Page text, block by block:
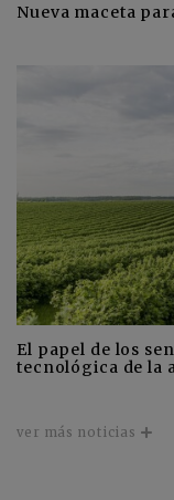
Nueva maceta
El papel de los
tecnológica de la
ver más noticias